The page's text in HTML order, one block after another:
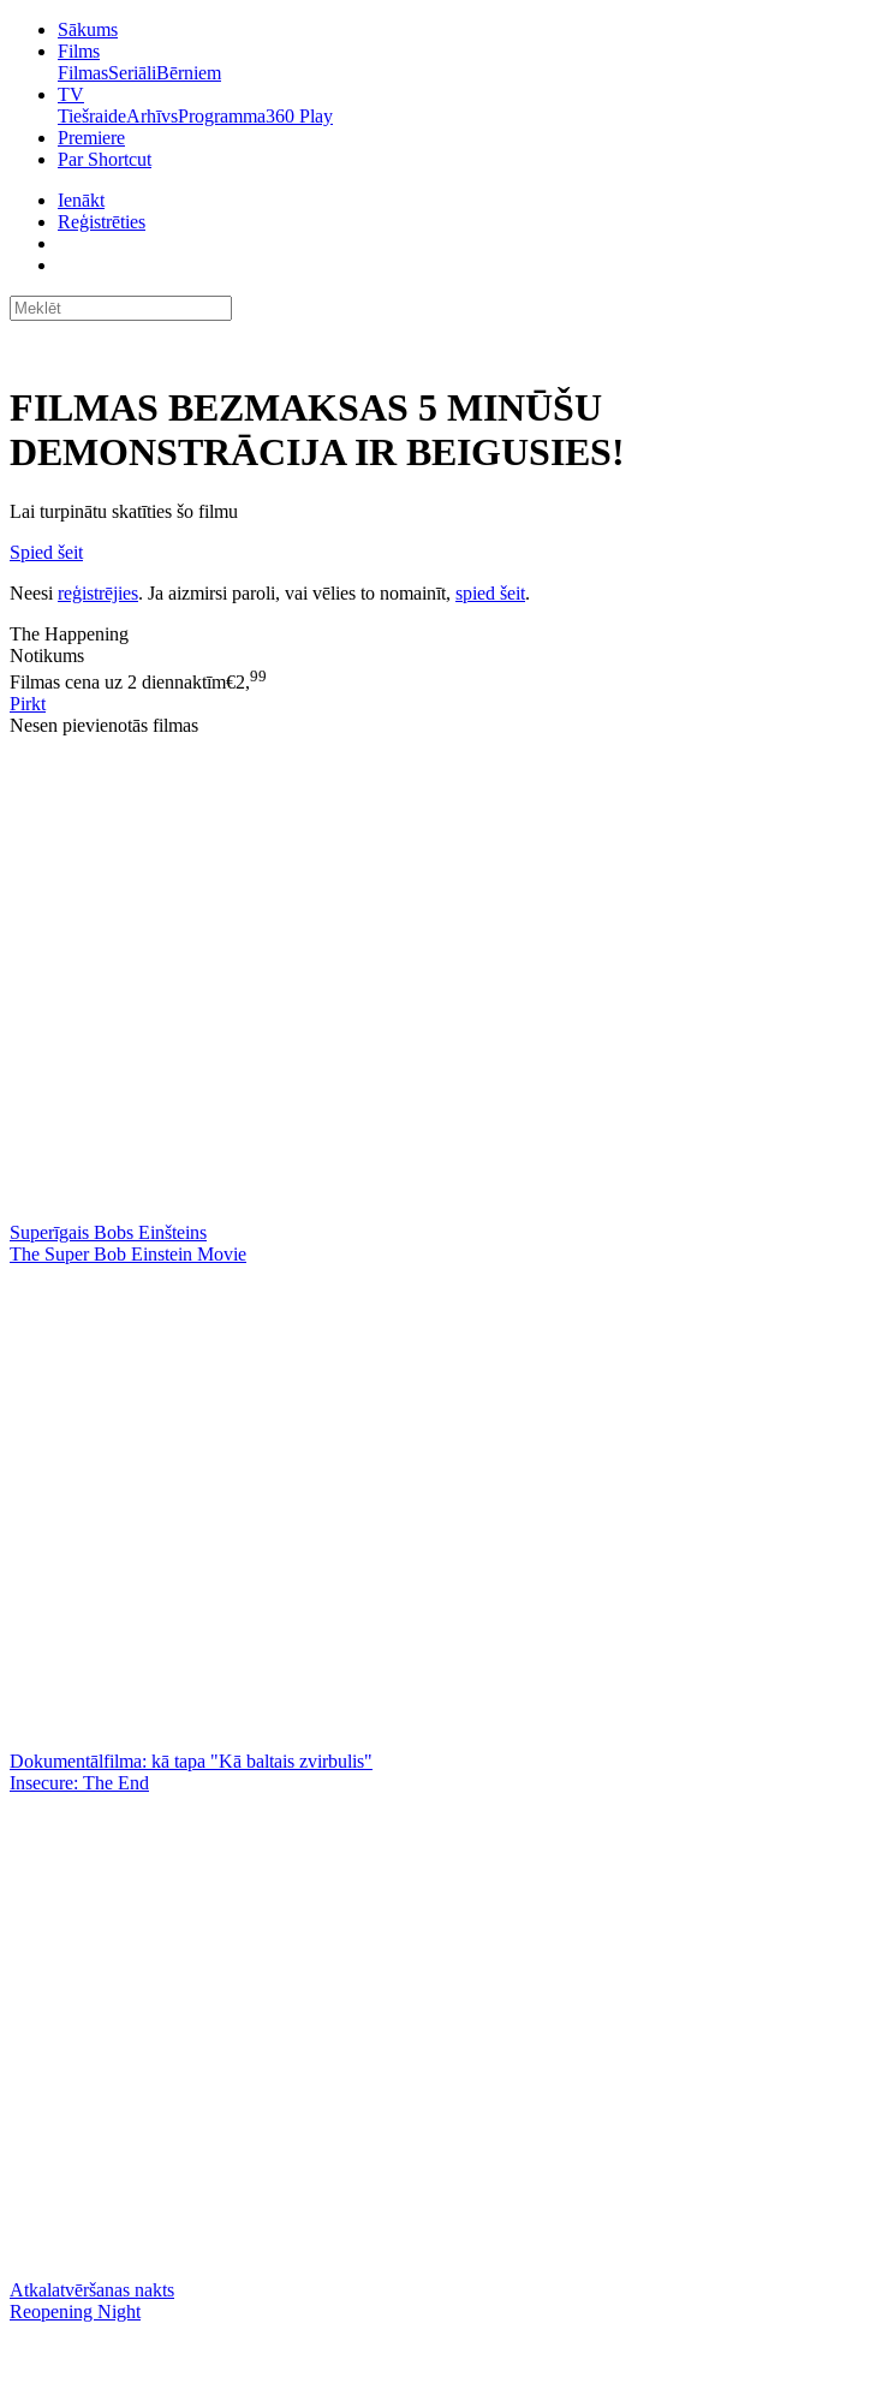
Sākums
Films
FilmasSeriāliBērniem
TV
TiešraideArhīvsProgramma360 Play
Premiere
Par Shortcut
Ienākt
Reģistrēties
FILMAS BEZMAKSAS 5 MINŪŠU
DEMONSTRĀCIJA IR BEIGUSIES!
Lai turpinātu skatīties šo filmu
Spied šeit
Neesi reģistrējies. Ja aizmirsi paroli, vai vēlies to nomainīt, spied šeit.
The Happening
Notikums
Filmas cena uz 2 diennaktīm€2,99
Pirkt
Nesen pievienotās filmas
Superīgais Bobs Einšteins
The Super Bob Einstein Movie
Dokumentālfilma: kā tapa "Kā baltais zvirbulis"
Insecure: The End
Atkalatvēršanas nakts
Reopening Night